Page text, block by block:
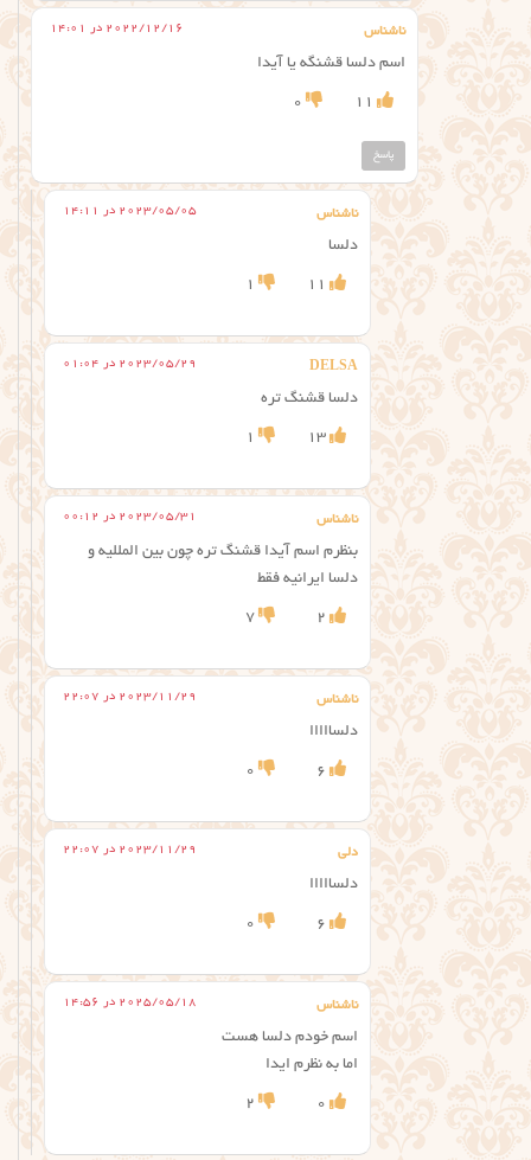
ناشناس 2022/12/16 در 14:01
اسم دلسا قشنگه یا آیدا
11
0
پاسخ
ناشناس 2023/05/05 در 14:11
دلسا
11
1
DELSA 2023/05/29 در 01:04
دلسا قشنگ تره
13
1
ناشناس 2023/05/31 در 00:12
بنظرم اسم آیدا قشنگ تره چون بین المللیه و
دلسا ایرانیه فقط
2
7
ناشناس 2023/11/29 در 22:07
دلسااااا
6
0
دلی 2023/11/29 در 22:07
دلسااااا
6
0
ناشناس 2025/05/18 در 14:56
اسم خودم دلسا هست
اما به نظرم ایدا
0
2